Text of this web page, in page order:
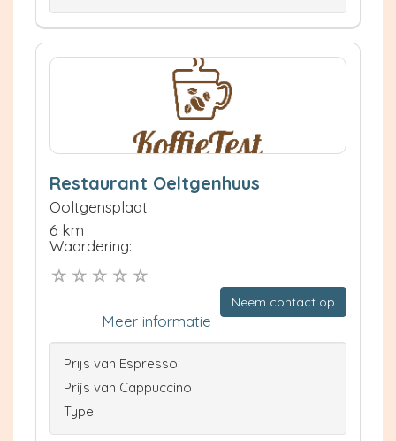
Restaurant Oeltgenhuus
Ooltgensplaat
6 km
Waardering:
Neem contact op
Meer informatie
Prijs van Espresso
Prijs van Cappuccino
Type